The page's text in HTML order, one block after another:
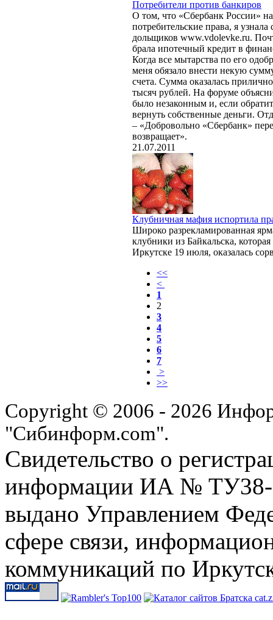
Потребители против банкиров
О том, что «Сбербанк России»
потребительские права, я
дольщиков www.vdolevke.ru.
брала ипотечный кредит в
Когда все мытарства по его
меня обязало внести некую
счета. Сумма оказалась
тысяч рублей. На форуме
было незаконным и, если
вернуть собственные деньги.
– «Добровольно «Сбербанк»
возвращает».
21.07.2011
Клубничная мафия испортила
Широко разрекламированная
клубники из Байкальска,
Иркутске 19 июля, оказалась
<<
<
1
2
3
4
5
6
7
>
>>
Copyright © 2006 - 2026
"Сибинформ.com".
Свидетельство о
информации ИА № ТУ38-
выдано Управлением
сфере связи,
коммуникаций по